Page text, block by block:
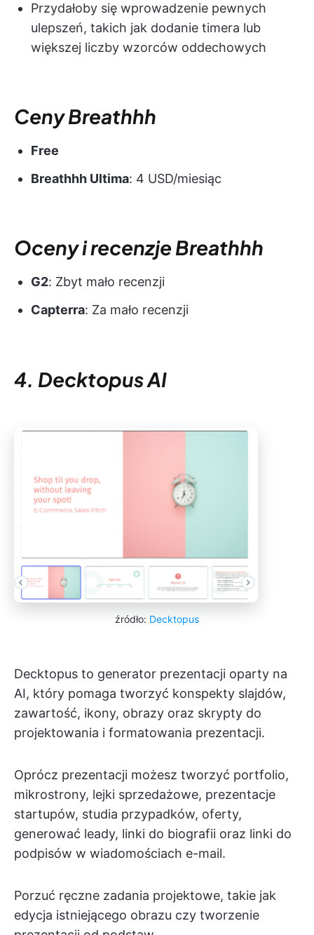
Przydałoby się wprowadzenie pewnych
ulepszeń, takich jak dodanie timera lub
większej liczby wzorców oddechowych
Ceny Breathhh
Free
Breathhh Ultima: 4 USD/miesiąc
Oceny i recenzje Breathhh
G2: Zbyt mało recenzji
Capterra: Za mało recenzji
4. Decktopus AI
źródło: Decktopus
Decktopus to generator prezentacji oparty na
AI, który pomaga tworzyć konspekty slajdów,
zawartość, ikony, obrazy oraz skrypty do
projektowania i formatowania prezentacji.
Oprócz prezentacji możesz tworzyć portfolio,
mikrostrony, lejki sprzedażowe, prezentacje
startupów, studia przypadków, oferty,
generować leady, linki do biografii oraz linki do
podpisów w wiadomościach e-mail.
Porzuć ręczne zadania projektowe, takie jak
edycja istniejącego obrazu czy tworzenie